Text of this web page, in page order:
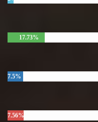
17.73%
7.5%
7.56%